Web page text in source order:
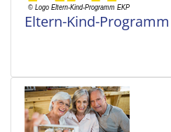
Eltern-Kind-Programm